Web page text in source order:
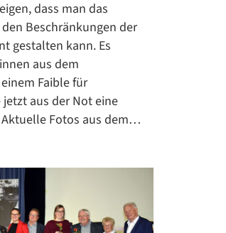
dass man das
Beschränkungen der
gestalten kann. Es
aus dem
Faible für
aus der Not eine
Fotos aus dem…